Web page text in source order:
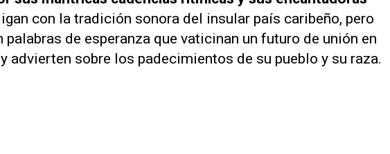
con la tradición sonora del insular país caribeño, pero
palabras de esperanza que vaticinan un futuro de unión en
advierten sobre los padecimientos de su pueblo y su raza.